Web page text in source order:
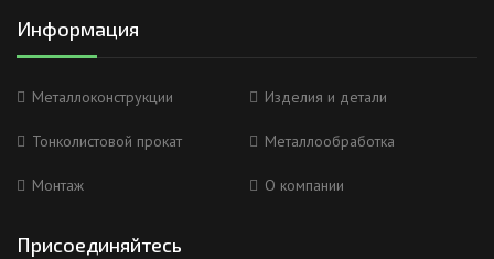
Информация
Металлоконструкции Изделия и детали
Тонколистовой прокат Металлообработка
Монтаж О компании
Присоединяйтесь